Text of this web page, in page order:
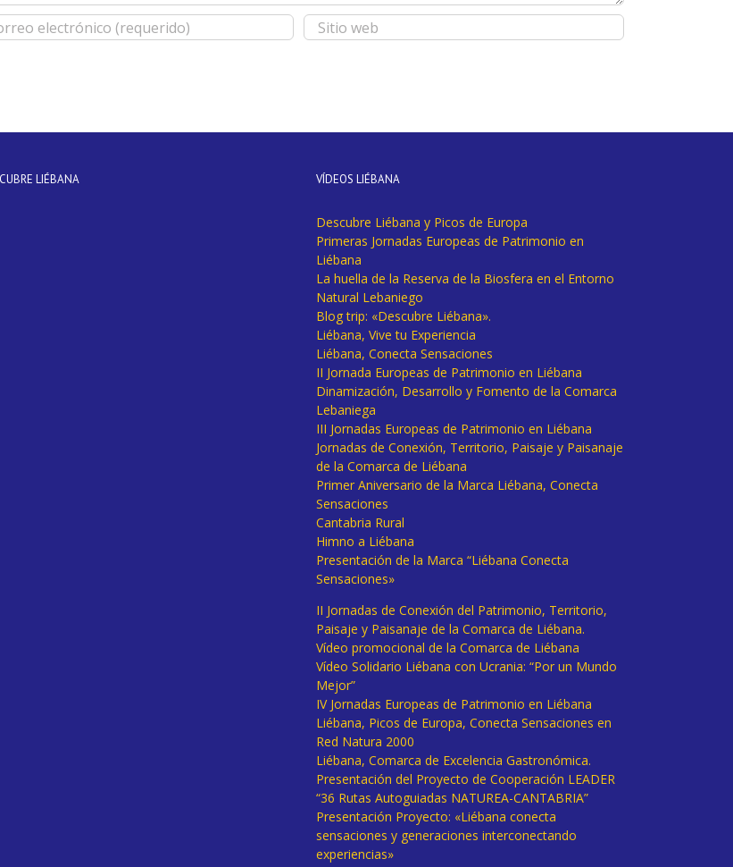
LIÉBANA VÍDEOS LIÉBANA
Descubre Liébana y Picos de Europa
Primeras Jornadas Europeas de Patrimonio en
Liébana
La huella de la Reserva de la Biosfera en el Entorno
Natural Lebaniego
Blog trip: «Descubre Liébana».
Liébana, Vive tu Experiencia
Liébana, Conecta Sensaciones
II Jornada Europeas de Patrimonio en Liébana
Dinamización, Desarrollo y Fomento de la Comarca
Lebaniega
III Jornadas Europeas de Patrimonio en Liébana
Jornadas de Conexión, Territorio, Paisaje y Paisanaje
de la Comarca de Liébana
Primer Aniversario de la Marca Liébana, Conecta
Sensaciones
Cantabria Rural
Himno a Liébana
Presentación de la Marca “Liébana Conecta
Sensaciones»
II Jornadas de Conexión del Patrimonio, Territorio,
Paisaje y Paisanaje de la Comarca de Liébana.
Vídeo promocional de la Comarca de Liébana
Vídeo Solidario Liébana con Ucrania: “Por un Mundo
Mejor”
IV Jornadas Europeas de Patrimonio en Liébana
Liébana, Picos de Europa, Conecta Sensaciones en
Red Natura 2000
Liébana, Comarca de Excelencia Gastronómica.
Presentación del Proyecto de Cooperación LEADER
“36 Rutas Autoguiadas NATUREA-CANTABRIA”
Presentación Proyecto: «Liébana conecta
sensaciones y generaciones interconectando
experiencias»